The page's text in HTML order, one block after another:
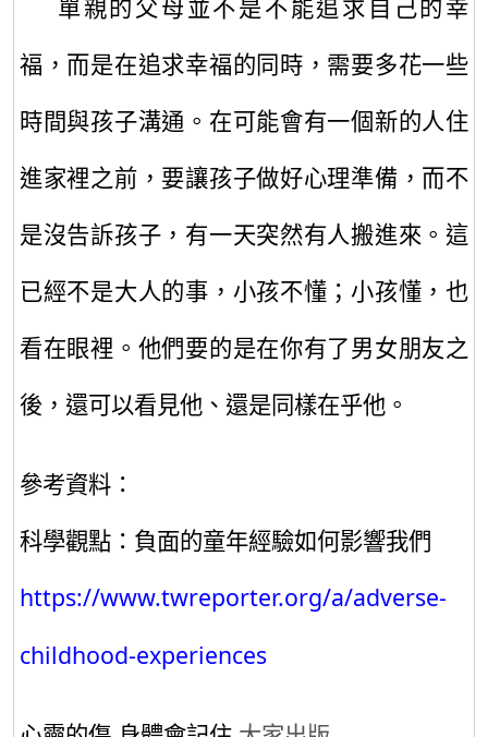
單親的父母並不是不能追求自己的幸
福，而是在追求幸福的同時，需要多花一些
時間與孩子溝通。在可能會有一個新的人住
進家裡之前，要讓孩子做好心理準備，而不
是沒告訴孩子，有一天突然有人搬進來。這
已經不是大人的事，小孩不懂；小孩懂，也
看在眼裡。他們要的是在你有了男女朋友之
後，還可以看見他、還是同樣在乎他。
參考資料：
科學觀點：負面的童年經驗如何影響我們
https://www.twreporter.org/a/adverse-
childhood-experiences